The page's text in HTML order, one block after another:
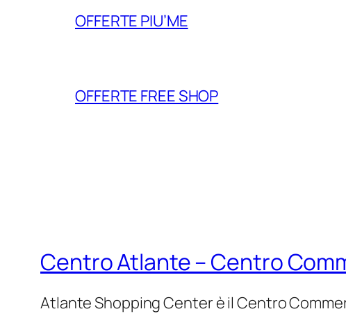
OFFERTE PIU’ME
OFFERTE FREE SHOP
Centro Atlante – Centro
Atlante Shopping Center è il Centro